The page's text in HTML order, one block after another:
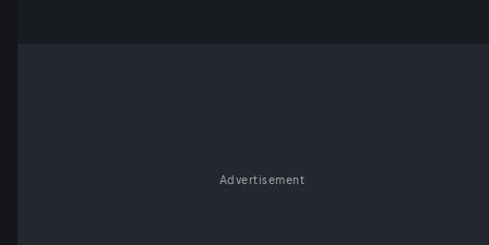
Advertisement